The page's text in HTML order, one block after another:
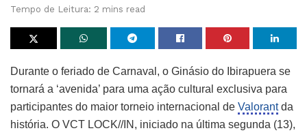
Tempo de Leitura: 2 mins read
Durante o feriado de Carnaval, o Ginásio do Ibirapuera se
tornará a ‘avenida’ para uma ação cultural exclusiva para
participantes do maior torneio internacional de Valorantda
história. O VCT LOCK//IN, iniciado na última segunda (13),